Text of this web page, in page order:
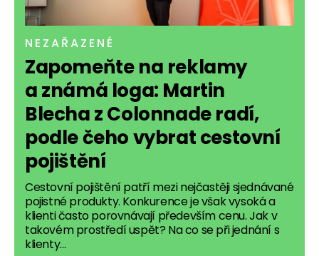
NEZAŘAZENÉ
Zapomeňte na reklamy
a známá loga: Martin
Blecha z Colonnade radí,
podle čeho vybrat cestovní
pojištění
Cestovní pojištění patří mezi nejčastěji sjednávané
pojistné produkty. Konkurence je však vysoká a
klienti často porovnávají především cenu. Jak v
takovém prostředí uspět? Na co se při jednání s
klienty…